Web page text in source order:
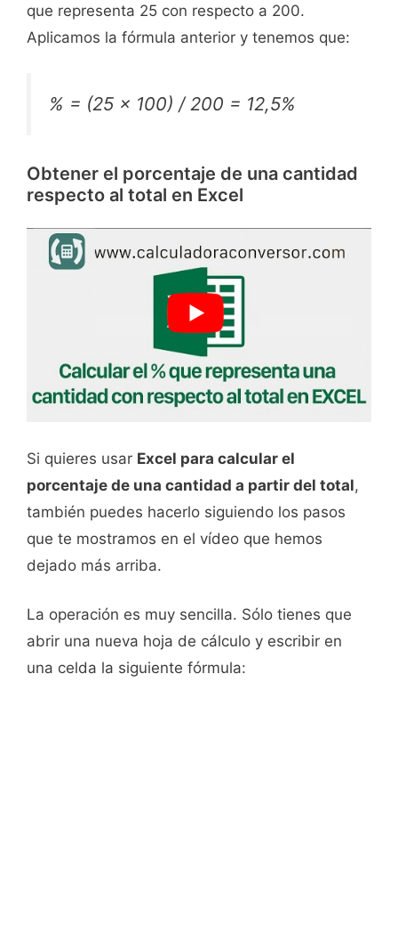
que representa 25 con respecto a 200.
Aplicamos la fórmula anterior y tenemos que:
% = (25 x 100) / 200 = 12,5%
Obtener el porcentaje de una cantidad
respecto al total en Excel
Si quieres usar Excel para calcular el
porcentaje de una cantidad a partir del total,
también puedes hacerlo siguiendo los pasos
que te mostramos en el vídeo que hemos
dejado más arriba.
La operación es muy sencilla. Sólo tienes que
abrir una nueva hoja de cálculo y escribir en
una celda la siguiente fórmula: